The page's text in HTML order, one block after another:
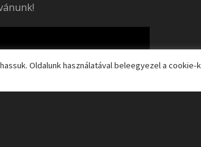
Oldalunk használatával beleegyezel a cookie-k